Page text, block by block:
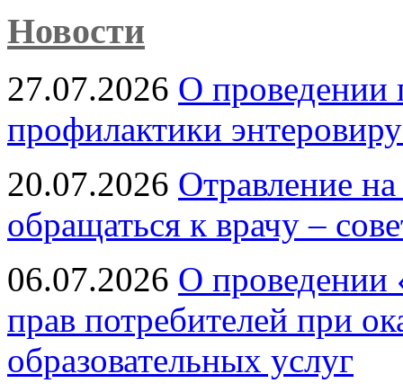
Новости
27.07.2026 О проведении
профилактики
20.07.2026 Отравление
обращаться к врачу –
06.07.2026 О проведении
прав потребителей при
образовательных услуг